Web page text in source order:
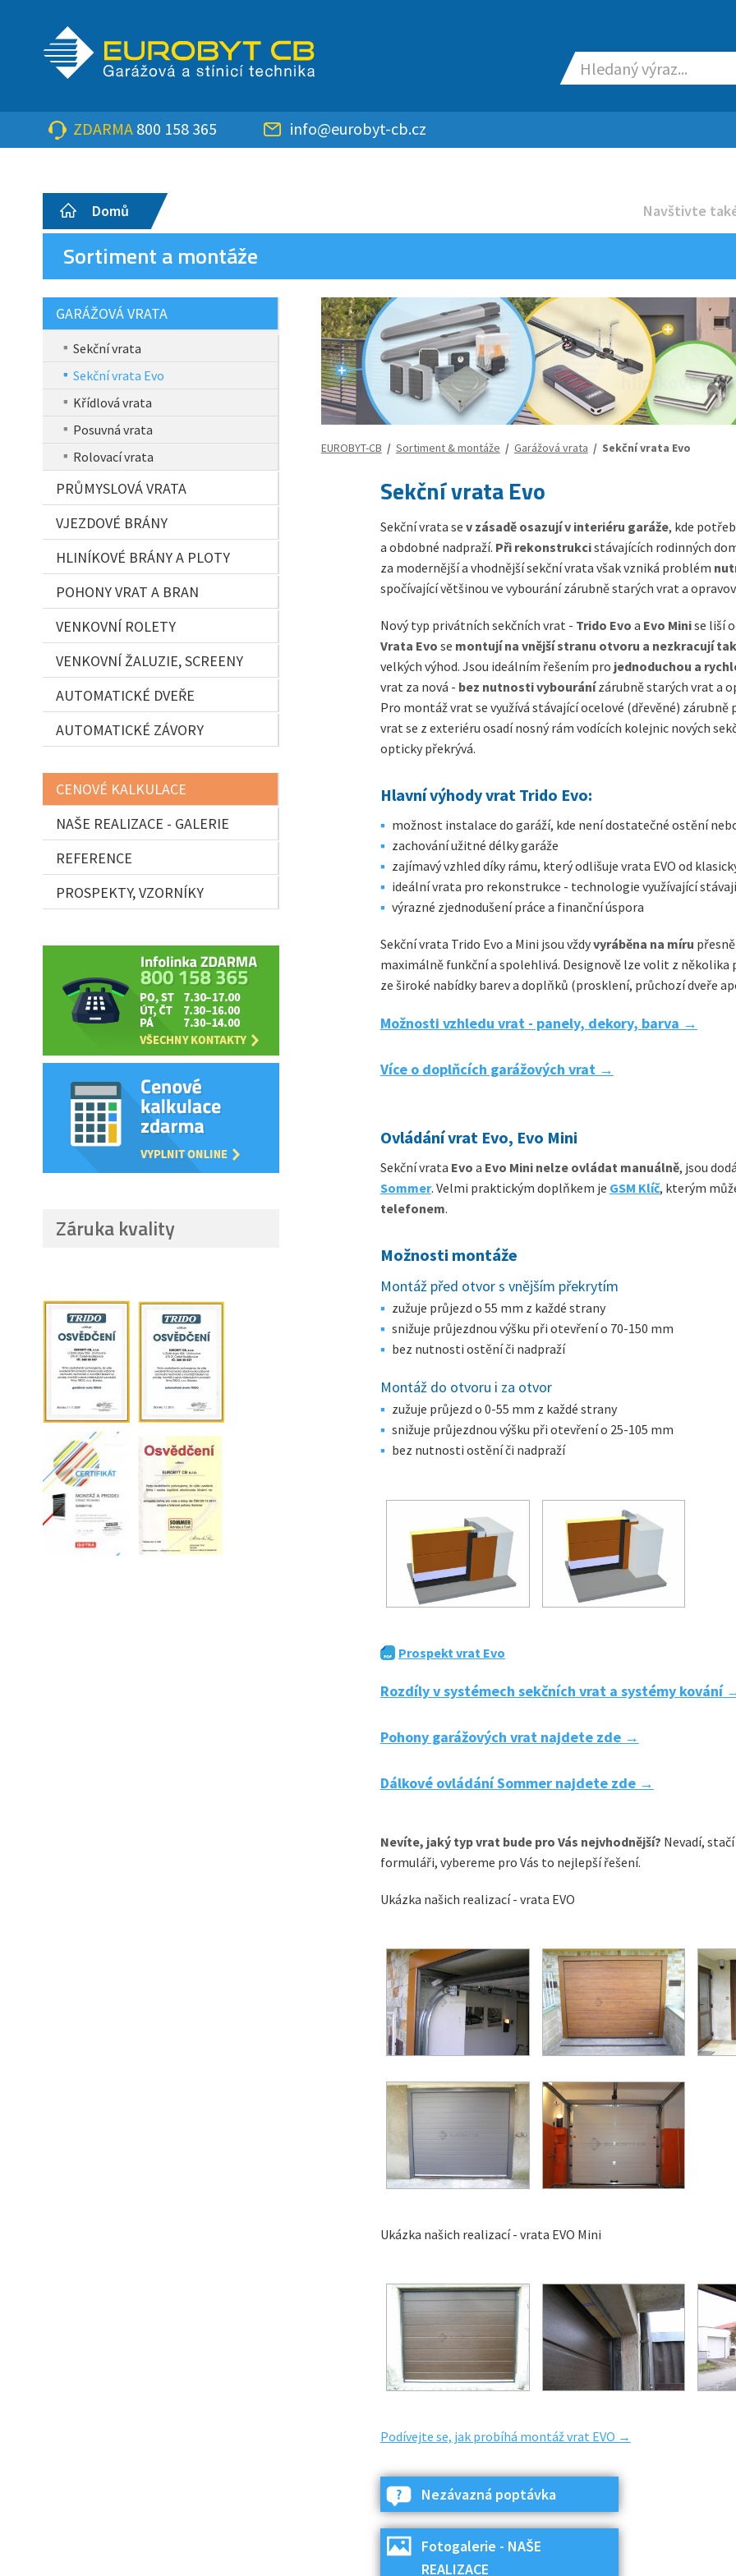
ZDARMA 800 158 365 info@eurobyt-cb.cz
Domů Navštivte
Sortiment a montáže
GARÁŽOVÁ VRATA
Sekční vrata
Sekční vrata Evo
Křídlová vrata
Posuvná vrata
Rolovací vrata
PRŮMYSLOVÁ VRATA
VJEZDOVÉ BRÁNY
HLINÍKOVÉ BRÁNY A PLOTY
POHONY VRAT A BRAN
VENKOVNÍ ROLETY
VENKOVNÍ ŽALUZIE, SCREENY
AUTOMATICKÉ DVEŘE
AUTOMATICKÉ ZÁVORY
CENOVÉ KALKULACE
NAŠE REALIZACE - GALERIE
REFERENCE
PROSPEKTY, VZORNÍKY
Záruka kvality
EUROBYT-CB / Sortiment & montáže / Garážová vrata / Sekční vrata Evo
Sekční vrata Evo
Sekční vrata se v zásadě osazují v interiéru garáže, kde
a obdobné nadpraží. Při rekonstrukcistávajících rodinných
za modernější a vhodnější sekční vrata však vzniká problém
spočívající většinou ve vybourání zárubně starých vrat a
Nový typ privátních sekčních vrat - Trido Evo a Evo Minise liší
Vrata Evo se montují na vnější stranu otvoru a nezkracují
velkých výhod. Jsou ideálním řešením pro jednoduchou a
vrat za nová - bez nutnosti vybouránízárubně starých vrat a
Pro montáž vrat se využívá stávající ocelové (dřevěné)
vrat se z exteriéru osadí nosný rám vodících kolejnic nových
opticky překrývá.
Hlavní výhody vrat Trido Evo:
možnost instalace do garáží, kde není dostatečné ostění
zachování užitné délky garáže
zajímavý vzhled díky rámu, který odlišuje vrata EVO od
ideální vrata pro rekonstrukce - technologie využívající
výrazné zjednodušení práce a finanční úspora
Sekční vrata Trido Evo a Mini jsou vždyvyráběna na míru
maximálně funkční a spolehlivá. Designově lze volit z
ze široké nabídky barev a doplňků (prosklení, průchozí dveře
Možnosti vzhledu vrat - panely, dekory, barva →
Více o doplňcích garážových vrat →
Ovládání vrat Evo, Evo Mini
Sekční vrata Evo a Evo Mini nelze ovládat manuálně, jsou
Sommer. Velmi praktickým doplňkem je GSM Klíč, kterým
telefonem.
Možnosti montáže
Montáž před otvor s vnějším překrytím
zužuje průjezd o 55 mm z každé strany
snižuje průjezdnou výšku při otevření o 70-150 mm
bez nutnosti ostění či nadpraží​
Montáž do otvoru i za otvor
zužuje průjezd o 0-55 mm z každé strany
snižuje průjezdnou výšku při otevření o 25-105 mm
bez nutnosti ostění či nadpraží
Prospekt vrat Evo
Rozdíly v systémech sekčních vrat a systémy kování
Pohony garážových vrat najdete zde →
Dálkové ovládání Sommer najdete zde →
Nevíte, jaký typ vrat bude pro Vás nejvhodnější? Nevadí,
formuláři, vybereme pro Vás to nejlepší řešení.
Ukázka našich realizací - vrata EVO
Ukázka našich realizací - vrata EVO Mini
Podívejte se, jak probíhá montáž vrat EVO →
Nezávazná poptávka
Fotogalerie - NAŠE
REALIZACE